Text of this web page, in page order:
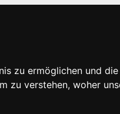
zu ermöglichen und
zu verstehen, woher